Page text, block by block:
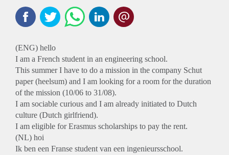
(ENG) hello
I am a French student in an engineering school.
This summer I have to do a mission in the company Schut
paper (heelsum) and I am looking for a room for the duration
of the mission (10/06 to 31/08).
I am sociable curious and I am already initiated to Dutch
culture (Dutch girlfriend).
I am eligible for Erasmus scholarships to pay the rent.
(NL) hoi
Ik ben een Franse student van een ingenieursschool.